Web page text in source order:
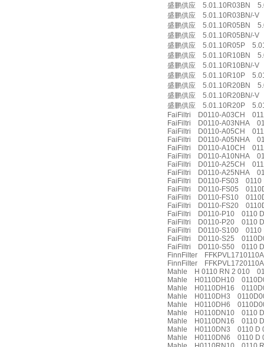
盛鹏供应 5.01.10R03BN
盛鹏供应 5.01.10R03BN/-V
盛鹏供应 5.01.10R05BN
盛鹏供应 5.01.10R05BN/-V
盛鹏供应 5.01.10R05P
盛鹏供应 5.01.10R10BN
盛鹏供应 5.01.10R10BN/-V
盛鹏供应 5.01.10R10P
盛鹏供应 5.01.10R20BN
盛鹏供应 5.01.10R20BN/-V
盛鹏供应 5.01.10R20P
FaiFiltri D0110-A03CH
FaiFiltri D0110-A03NHA
FaiFiltri D0110-A05CH
FaiFiltri D0110-A05NHA
FaiFiltri D0110-A10CH
FaiFiltri D0110-A10NHA
FaiFiltri D0110-A25CH
FaiFiltri D0110-A25NHA
FaiFiltri D0110-FS03 0110
FaiFiltri D0110-FS05
FaiFiltri D0110-FS10
FaiFiltri D0110-FS20
FaiFiltri D0110-P10 0110
FaiFiltri D0110-P20 0110
FaiFiltri D0110-S100 0110
FaiFiltri D0110-S25
FaiFiltri D0110-S50 0110
FinnFilter
FinnFilter
Mahle H 0110 RN 2 010
Mahle H0110DH10
Mahle H0110DH16
Mahle H0110DH3
Mahle H0110DH6
Mahle H0110DN10 0110 D
Mahle H0110DN16 0110 D
Mahle H0110DN3 0110 D
Mahle H0110DN6 0110 D